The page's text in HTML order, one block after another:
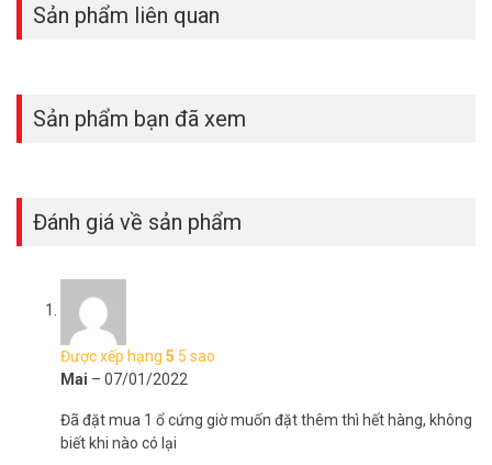
Sản phẩm liên quan
Sản phẩm bạn đã xem
Đánh giá về sản phẩm
Được xếp hạng 5 5 sao
Mai – 07/01/2022
Đã đặt mua 1 ổ cứng giờ muốn đặt thêm thì hết hàng, không
biết khi nào có lại